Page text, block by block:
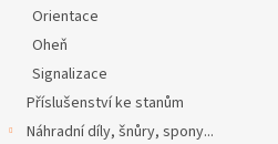
Orientace
Oheň
Signalizace
Příslušenství ke stanům
Náhradní díly, šnůry, spony...